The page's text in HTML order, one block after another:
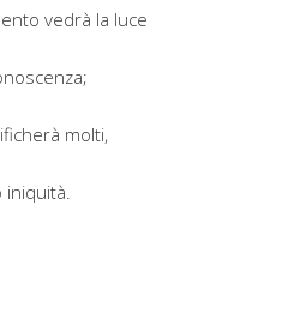
vedrà la luce
molti,